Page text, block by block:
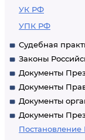
УК РФ
УПК РФ
Судебная
Законы
Документы
Документы
Документы
Документы